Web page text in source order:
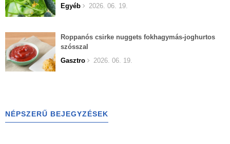
Egyéb
2026. 06. 19.
Roppanós csirke nuggets fokhagymás-joghurtos
szósszal
Gasztro
2026. 06. 19.
NÉPSZERŰ BEJEGYZÉSEK